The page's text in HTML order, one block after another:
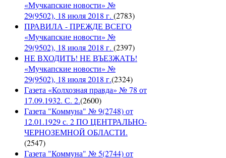
«Мучкапские новости» №
29(9502), 18 июля 2018 г. (2783)
ПРАВИЛА - ПРЕЖДЕ ВСЕГО
«Мучкапские новости» №
29(9502), 18 июля 2018 г. (2397)
НЕ ВХОДИТЬ! НЕ ВЪЕЗЖАТЬ!
«Мучкапские новости» №
29(9502), 18 июля 2018 г.(2324)
Газета «Колхозная правда» № 78 от
17.09.1932. С. 2.(2600)
Газета "Коммуна" № 9(2748) от
12.01.1929 с. 2 ПО ЦЕНТРАЛЬНО-
ЧЕРНОЗЕМНОЙ ОБЛАСТИ.
(2547)
Газета "Коммуна" № 5(2744) от